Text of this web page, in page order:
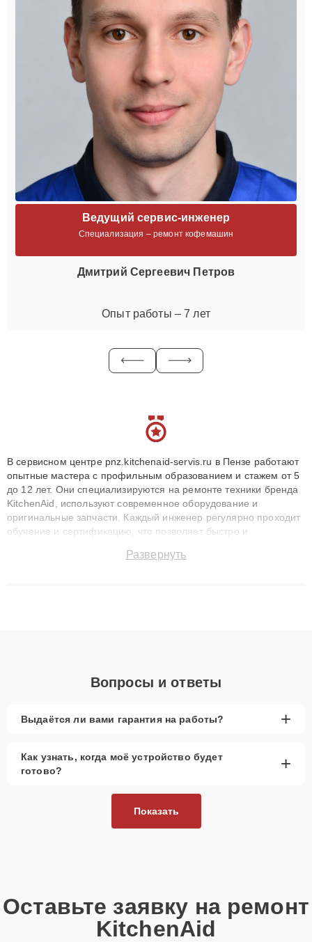
Ведущий сервис-инженер
Специализация – ремонт кофемашин
Дмитрий Сергеевич Петров
Опыт работы – 7 лет
В сервисном центре pnz.kitchenaid-servis.ru в Пензе работают
опытные мастера с профильным образованием и стажем от 5
до 12 лет. Они специализируются на ремонте техники бренда
KitchenAid, используют современное оборудование и
оригинальные запчасти. Каждый инженер регулярно проходит
обучение и сертификацию, что позволяет быстро и
сохранением гарантии до 3 лет. Наши мастера решают
Развернуть
Вопросы и ответы
Выдаётся ли вами гарантия на работы? +
Как узнать, когда моё устройство будет
готово?
+
Показать
Оставьте заявку на ремонт
KitchenAid